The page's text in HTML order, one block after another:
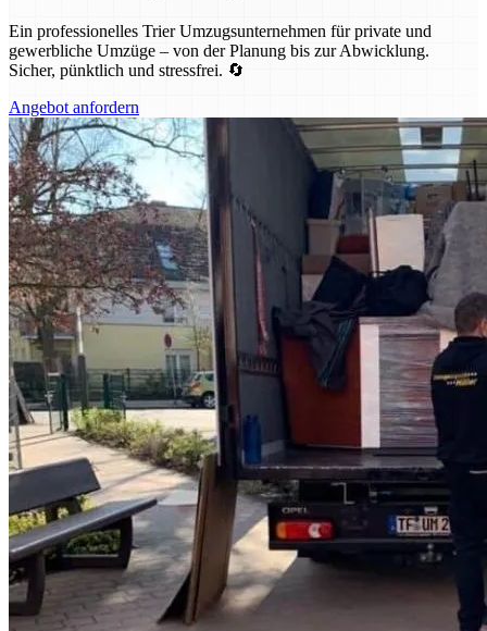
Ein professionelles Trier Umzugsunternehmen für private und
gewerbliche Umzüge – von der Planung bis zur Abwicklung.
Sicher, pünktlich und stressfrei. 🔄
Angebot anfordern